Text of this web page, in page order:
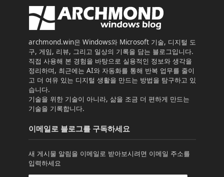
archmond.win은 Windows와 Microsoft 기술, 디지털 도
구, 게임, 리뷰, 그리고 일상의 기록을 담는 블로그입니다.
직접 사용해 본 경험을 바탕으로 실용적인 정보와 생각을
정리하며, 최근에는 AI와 자동화를 통해 반복 업무를 줄이
고 더 여유 있는 디지털 생활을 만드는 방법을 탐구하고 있
습니다.
기술을 위한 기술이 아니라, 삶을 조금 더 편하게 만드는
기술을 기록합니다.
이메일로 블로그를 구독하세요
새 게시물 알림을 이메일로 받아보시려면 이메일 주소를
입력하세요